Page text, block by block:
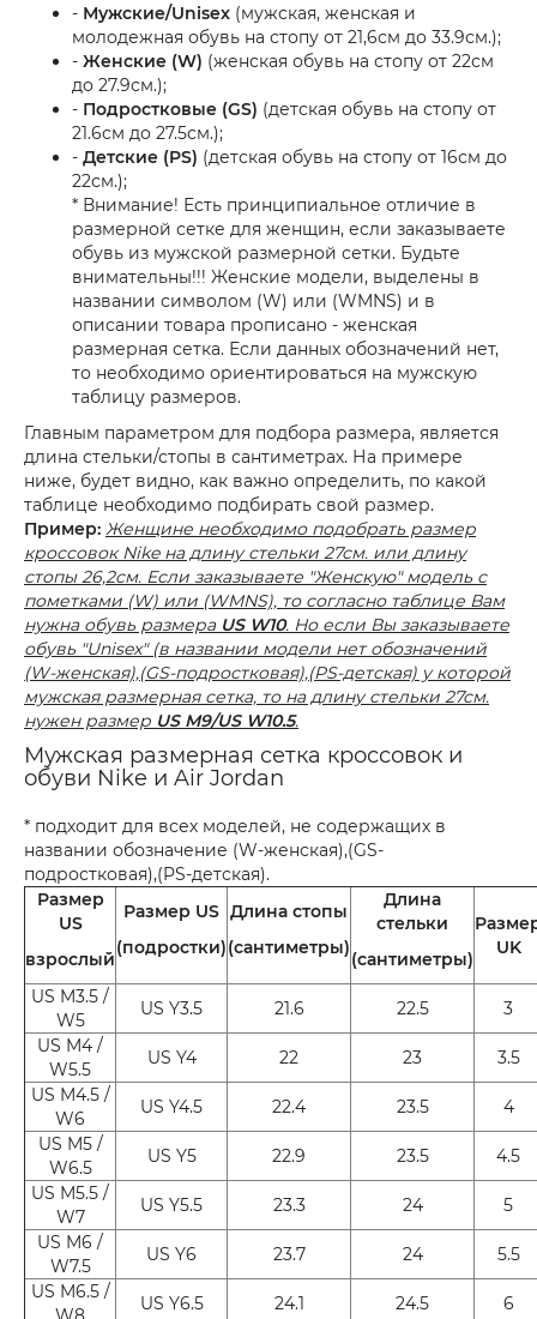
- Мужские/Unisex (мужская, женская и
молодежная обувь на стопу от 21,6см до 33.9см.);
- Женские (W) (женская обувь на стопу от 22см
до 27.9см.);
- Подростковые (GS) (детская обувь на стопу от
21.6см до 27.5см.);
- Детские (PS) (детская обувь на стопу от 16см до
22см.);
* Внимание! Есть принципиальное отличие в
размерной сетке для женщин, если заказываете
обувь из мужской размерной сетки. Будьте
внимательны!!! Женские модели, выделены в
названии символом (W) или (WMNS) и в
описании товара прописано - женская
размерная сетка. Если данных обозначений нет,
то необходимо ориентироваться на мужскую
таблицу размеров.
Главным параметром для подбора размера, является
длина стельки/стопы в сантиметрах. На примере
ниже, будет видно, как важно определить, по какой
таблице необходимо подбирать свой размер.
Пример: Женщине необходимо подобрать размер
кроссовок Nike на длину стельки 27см. или длину
стопы 26,2см. Если заказываете "Женскую" модель с
пометками (W) или (WMNS), то согласно таблице Вам
нужна обувь размера US W10. Но если Вы заказываете
обувь "Unisex" (в названии модели нет обозначений
(W-женская),(GS-подростковая),(PS-детская) у которой
мужская размерная сетка, то на длину стельки 27см.
нужен размер US M9/US W10.5.
Мужская размерная сетка кроссовок и
обуви Nike и Air Jordan
* подходит для всех моделей, не содержащих в
названии обозначение (W-женская),(GS-
подростковая),(PS-детская).
Размер
US
взрослый
Размер US
(подростки)
Длина стопы
(сантиметры)
Длина
стельки
(сантиметры)
UK
US M3.5 /
W5
US Y3.5 21.6 22.5
3
US M4 /
W5.5
US Y4 22 23
3.5
US M4.5 /
W6
US Y4.5 22.4 23.5
4
US M5 /
W6.5
US Y5 22.9 23.5
4.5
US M5.5 /
W7
US Y5.5 23.3 24
5
US M6 /
W7.5
US Y6 23.7 24
5.5
US M6.5 /
US Y6.5 24.1 24.5
6